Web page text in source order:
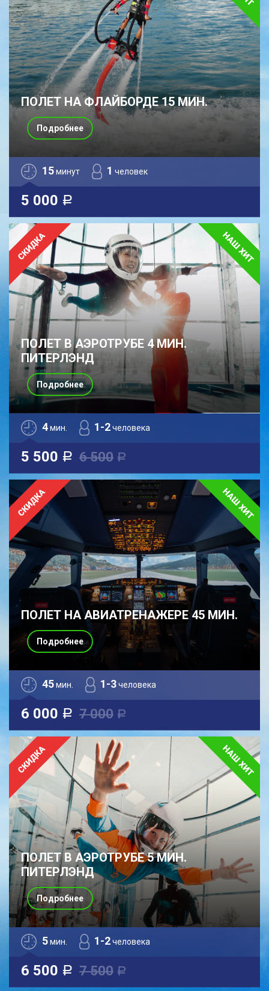
ПОЛЕТ НА ФЛАЙБОРДЕ 15 МИН.
15минут 1 человек
5 000 a
Подробнее
ПОЛЕТ В АЭРОТРУБЕ 4 МИН.
ПИТЕРЛЭНД
4мин. 1-2человека
5 500 a 6 500 a
Подробнее
ПОЛЕТ НА АВИАТРЕНАЖЕРЕ 45 МИН.
45мин. 1-3человека
6 000 a 7 000 a
Подробнее
ПОЛЕТ В АЭРОТРУБЕ 5 МИН.
ПИТЕРЛЭНД
5мин. 1-2человека
6 500 a 7 500 a
Подробнее